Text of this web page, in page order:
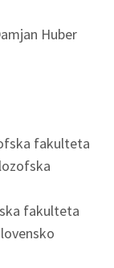
Huber
fakulteta
fakulteta